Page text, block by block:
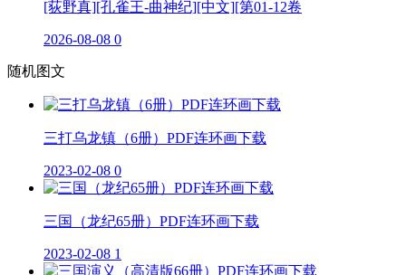
[荻野真][孔雀王-曲神纪][中文][第01-12卷
2026-08-08 0
随机图文
三打乌龙镇（6册）PDF连环画下载
2023-02-08 0
三国（龙纪65册）PDF连环画下载
2023-02-08 1